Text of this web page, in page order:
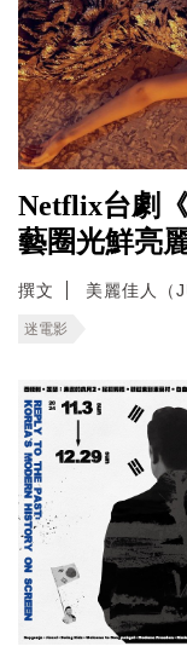
Netflix台劇
藝圈光鮮亮
撰文 美麗佳人（
迷電影